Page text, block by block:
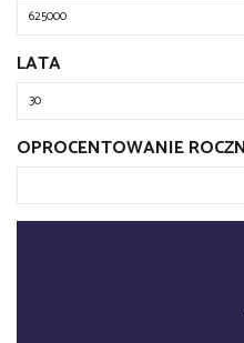
LATA
OPROCENTOWANIE